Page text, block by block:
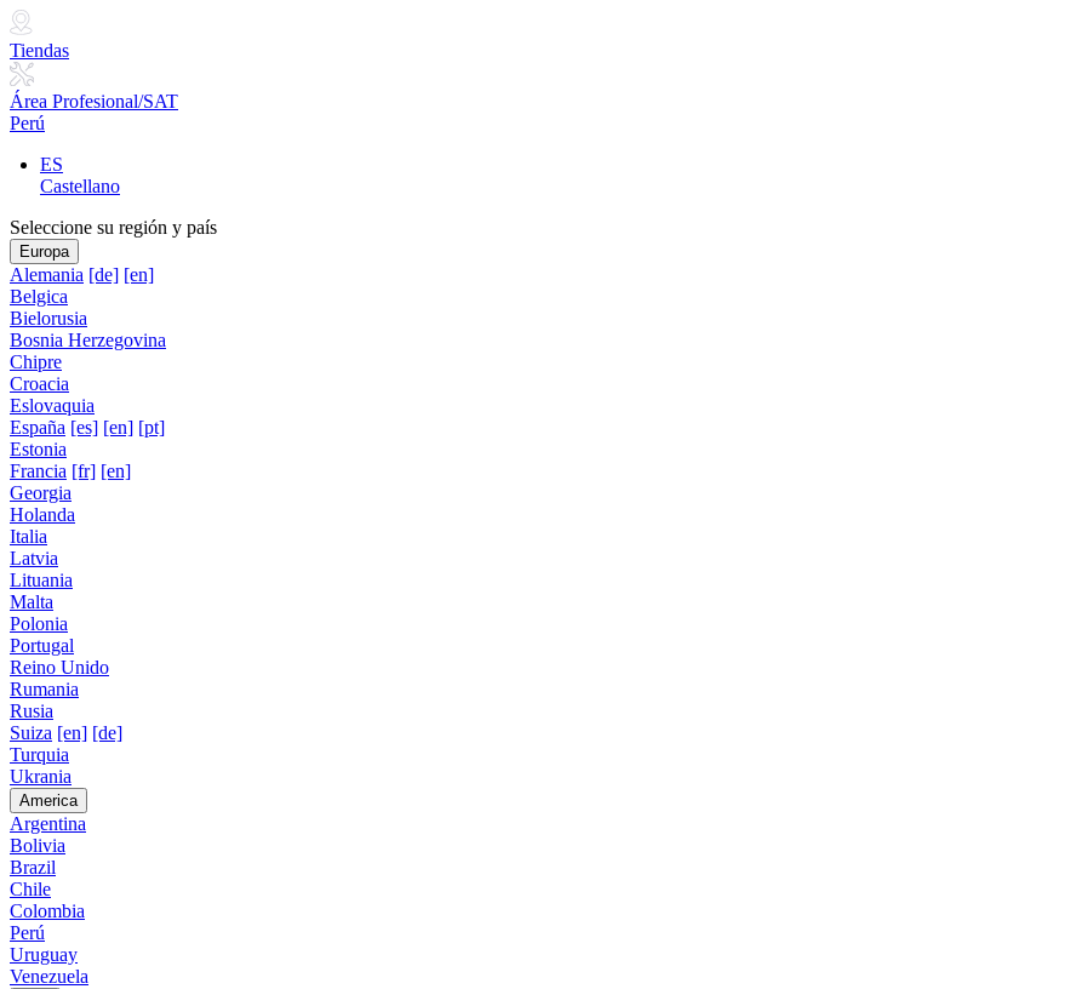
Tiendas
Área Profesional/SAT
Perú
ES
Castellano
Seleccione su región y país
Europa
Alemania [de] [en]
Belgica
Bielorusia
Bosnia Herzegovina
Chipre
Croacia
Eslovaquia
España [es] [en] [pt]
Estonia
Francia [fr] [en]
Georgia
Holanda
Italia
Latvia
Lituania
Malta
Polonia
Portugal
Reino Unido
Rumania
Rusia
Suiza [en] [de]
Turquia
Ukrania
America
Argentina
Bolivia
Brazil
Chile
Colombia
Perú
Uruguay
Venezuela